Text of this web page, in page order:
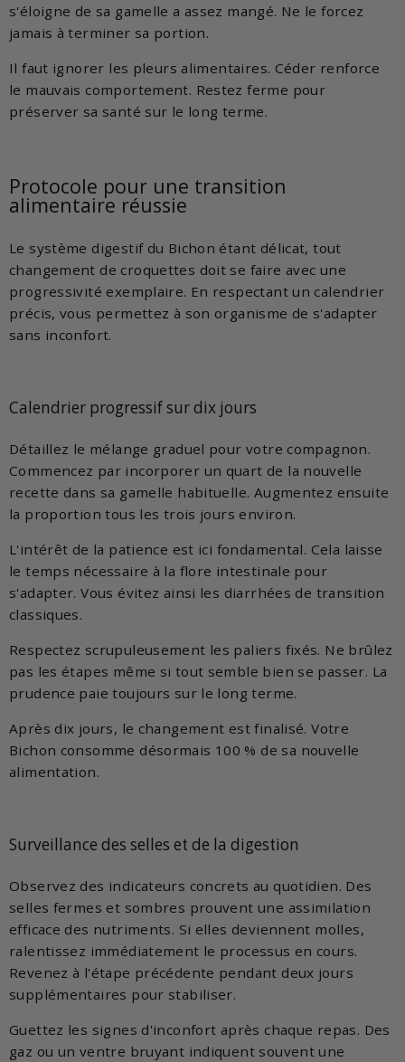
s'éloigne de sa gamelle a assez mangé. Ne le forcez
jamais à terminer sa portion.
Il faut ignorer les pleurs alimentaires. Céder renforce
le mauvais comportement. Restez ferme pour
préserver sa santé sur le long terme.
Protocole pour une transition
alimentaire réussie
Le système digestif du Bichon étant délicat, tout
changement de croquettes doit se faire avec une
progressivité exemplaire. En respectant un calendrier
précis, vous permettez à son organisme de s'adapter
sans inconfort.
Calendrier progressif sur dix jours
Détaillez le mélange graduel pour votre compagnon.
Commencez par incorporer un quart de la nouvelle
recette dans sa gamelle habituelle. Augmentez ensuite
la proportion tous les trois jours environ.
L'intérêt de la patience est ici fondamental. Cela laisse
le temps nécessaire à la flore intestinale pour
s'adapter. Vous évitez ainsi les diarrhées de transition
classiques.
Respectez scrupuleusement les paliers fixés. Ne brûlez
pas les étapes même si tout semble bien se passer. La
prudence paie toujours sur le long terme.
Après dix jours, le changement est finalisé. Votre
Bichon consomme désormais 100 % de sa nouvelle
alimentation.
Surveillance des selles et de la digestion
Observez des indicateurs concrets au quotidien. Des
selles fermes et sombres prouvent une assimilation
efficace des nutriments. Si elles deviennent molles,
ralentissez immédiatement le processus en cours.
Revenez à l'étape précédente pendant deux jours
supplémentaires pour stabiliser.
Guettez les signes d'inconfort après chaque repas. Des
gaz ou un ventre bruyant indiquent souvent une